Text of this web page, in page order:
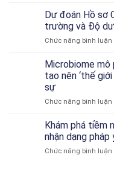
Dự đoán Hồ sơ
trường và Độ
Chức năng bình luận
Microbiome mô
tạo nên ‘thế
sự
Chức năng bình luận
Khám phá tiềm
nhận dạng pháp
Chức năng bình luận